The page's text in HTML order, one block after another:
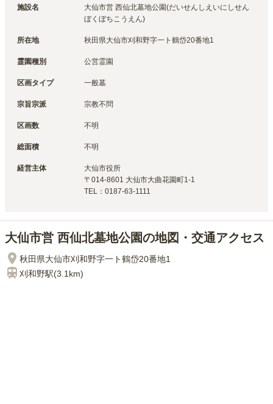
施設名
大仙市営 西仙北墓地公園(だいせんしえいにしせん
ぼくぼちこうえん)
所在地 秋田県大仙市刈和野字一ト鶴岱20番地1
霊園種別 公営霊園
区画タイプ 一般墓
宗旨宗派 宗教不問
区画数 不明
総面積 不明
経営主体 大仙市役所
〒 014-8601 大仙市大曲花園町1-1
TEL： 0187-63-1111
大仙市営 西仙北墓地公園の地図・交通アクセス
秋田県大仙市刈和野字一ト鶴岱20番地1
刈和野駅(3.1km)